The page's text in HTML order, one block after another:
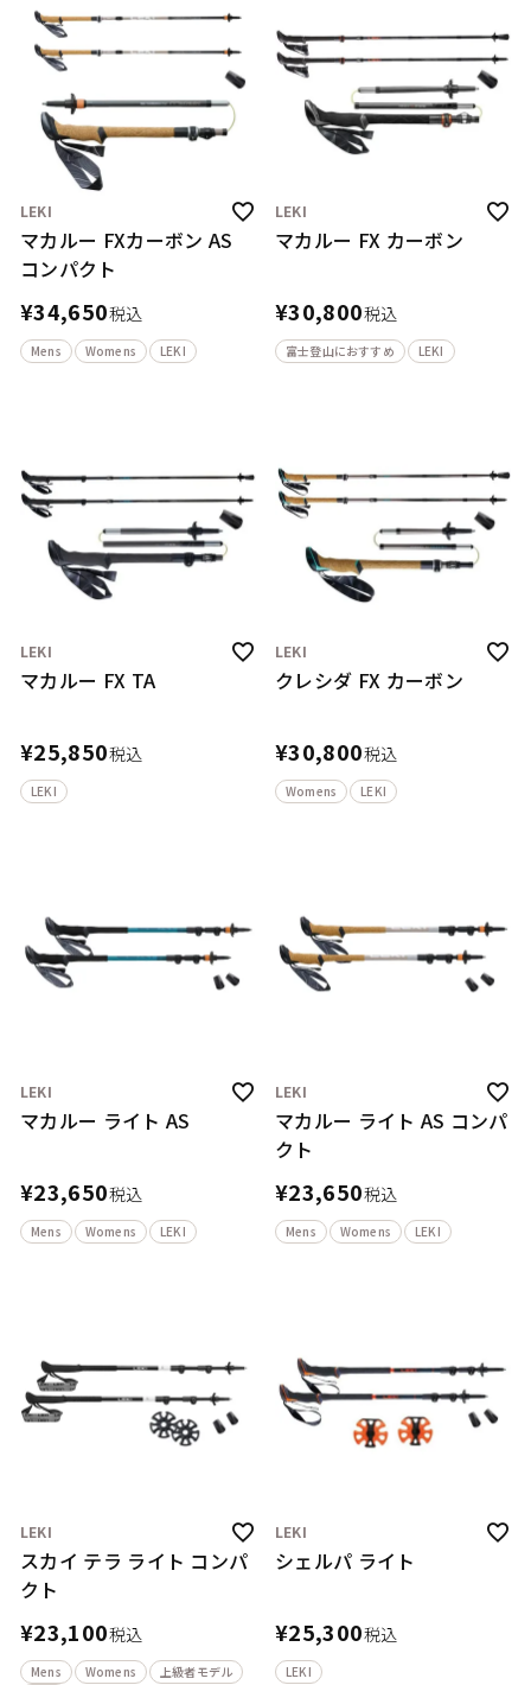
LEKI
マカルー FXカーボン AS
コンパクト
¥34,650税込
Mens Womens LEKI
LEKI
マカルー FX カーボン
¥30,800税込
富士登山におすすめ LEKI
LEKI
マカルー FX TA
¥25,850税込
LEKI
LEKI
クレシダ FX カーボン
¥30,800税込
Womens LEKI
LEKI
マカルー ライト AS
¥23,650税込
Mens Womens LEKI
LEKI
マカルー ライト AS コンパ
クト
¥23,650税込
Mens Womens LEKI
LEKI
スカイ テラ ライト コンパ
クト
¥23,100税込
Mens Womens
上級者モデル
LEKI
シェルパ ライト
¥25,300税込
LEKI